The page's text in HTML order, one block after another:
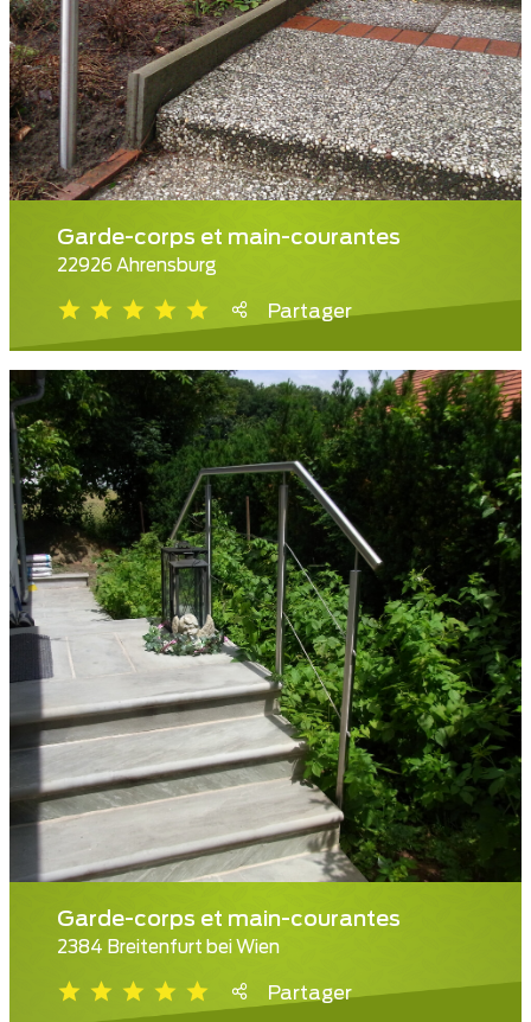
Garde-corps et main-courantes
22926 Ahrensburg
Partager
Garde-corps et main-courantes
2384 Breitenfurt bei Wien
Partager